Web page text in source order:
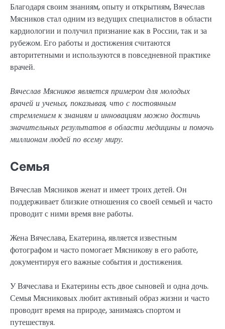
Благодаря своим знаниям, опыту и открытиям, Вячеслав
Мясников стал одним из ведущих специалистов в области
кардиологии и получил признание как в России, так и за
рубежом. Его работы и достижения считаются
авторитетными и используются в повседневной практике
врачей.
Вячеслав Мясников является примером для молодых
врачей и ученых, показывая, что с постоянным
стремлением к знаниям и инновациям можно достичь
значительных результатов в области медицины и помочь
миллионам людей по всему миру.
Семья
Вячеслав Мясников женат и имеет троих детей. Он
поддерживает близкие отношения со своей семьей и часто
проводит с ними время вне работы.
Жена Вячеслава, Екатерина, является известным
фотографом и часто помогает Мясникову в его работе,
документируя его важные события и достижения.
У Вячеслава и Екатерины есть двое сыновей и одна дочь.
Семья Мясниковых любит активный образ жизни и часто
проводит время на природе, занимаясь спортом и
путешествуя.